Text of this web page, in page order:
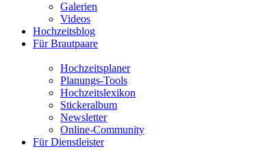
Galerien
Videos
Hochzeitsblog
Für Brautpaare
Hochzeitsplaner
Planungs-Tools
Hochzeitslexikon
Stickeralbum
Newsletter
Online-Community
Für Dienstleister